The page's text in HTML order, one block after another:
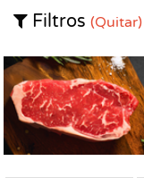
Filtros (Quitar)